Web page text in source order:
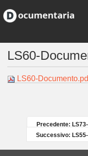
LS60-
LS60-
Precedente:
Successivo: